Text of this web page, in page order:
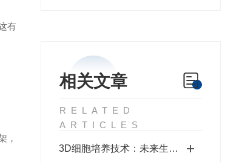
相关文章
RELATED
ARTICLES
3D细胞培养技术：未来生物医学研究的新前沿
有
，